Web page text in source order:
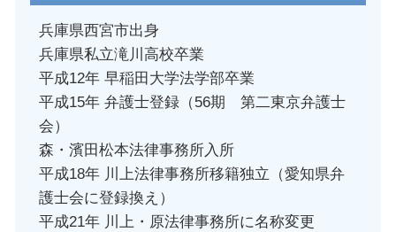
兵庫県西宮市出身
兵庫県私立滝川高校卒業
平成12年 早稲田大学法学部卒業
平成15年 弁護士登録（56期 第二東京弁護士
会）
森・濱田松本法律事務所入所
平成18年 川上法律事務所移籍独立（愛知県弁
護士会に登録換え）
平成21年 川上・原法律事務所に名称変更